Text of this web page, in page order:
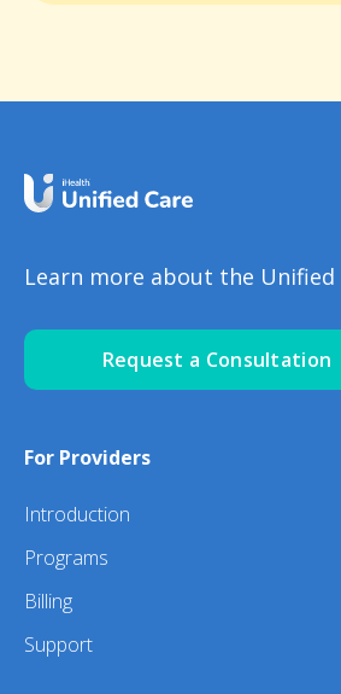
Learn more about the Unified
Request a Consultation
For Providers
Introduction
Programs
Billing
Support